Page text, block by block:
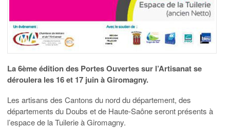
La 6ème édition des Portes Ouvertes sur l’Artisanat se
déroulera les 16 et 17 juin à Giromagny.
Les artisans des Cantons du nord du département, des
départements du Doubs et de Haute-Saône seront présents à
l’espace de la Tuilerie à Giromagny.